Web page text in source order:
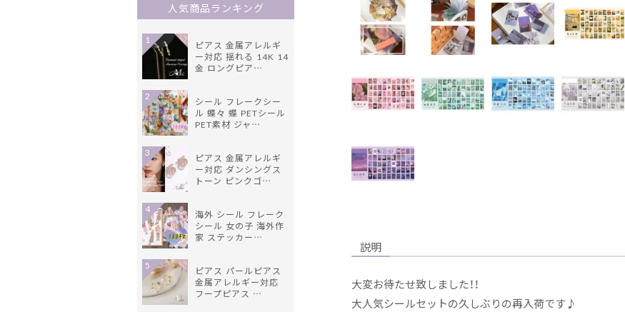
説明
大変お待たせ致しました！！
大人気シールセットの久しぶりの再入荷です♪
人気商品ランキング
ピアス 金属アレルギ
ー対応 揺れる 14K 14
金 ロングピア…
1
シール フレークシー
ル 蝶々 蝶 PETシール
PET素材 ジャ…
2
ピアス 金属アレルギ
ー対応 ダンシングス
トーン ピンクゴ…
3
海外 シール フレーク
シール 女の子 海外作
家 ステッカー…
4
ピアス パールピアス
金属アレルギー対応
フープピアス …
5